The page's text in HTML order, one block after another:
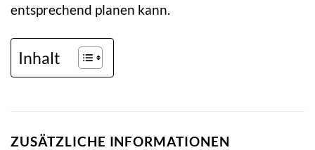
entsprechend planen kann.
Inhalt
ZUSÄTZLICHE INFORMATIONEN